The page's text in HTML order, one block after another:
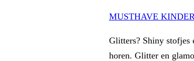
MUSTHAVE
Glitters? Shiny stofjes
horen. Glitter en